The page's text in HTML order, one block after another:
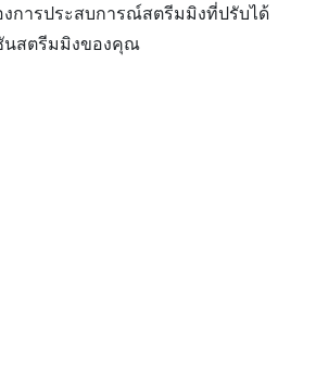
การประสบการณ์สตรีมมิงที่ปรับได้
นสตรีมมิงของคุณ